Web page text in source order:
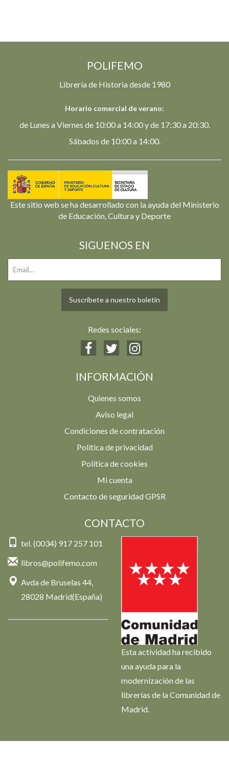
POLIFEMO
Librería de Historia desde 1980
Horario comercial de verano:
de Lunes a Viernes de 10:00 a 14:00 y de 17:30 a 20:30.
Sábados de 10:00 a 14:00.
Este sitio web se ha desarrollado con la ayuda del Ministerio
de Educación, Cultura y Deporte
SIGUENOS EN
Suscríbete a nuestro boletín
Redes sociales:
INFORMACIÓN
Quienes somos
Aviso legal
Condiciones de contratación
Política de privacidad
Política de cookies
Mi cuenta
Contacto de seguridad GPSR
CONTACTO
tel. (0034) 917 257 101
libros@polifemo.com
Avda de Bruselas 44,
28028 Madrid(España)
Esta actividad ha recibido
una ayuda para la
modernización de las
librerías de la Comunidad de
Madrid.